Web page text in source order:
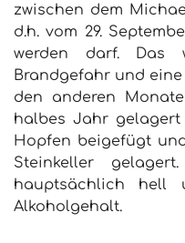
zwischen dem
d.h. vom 29.
werden darf. Das
Brandgefahr und
den anderen
halbes Jahr gelagert
Hopfen beigefügt
Steinkeller
hauptsächlich hell
Alkoholgehalt.